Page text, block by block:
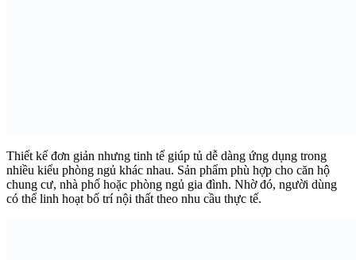
Thiết kế đơn giản nhưng tinh tế giúp tủ dễ dàng ứng dụng trong
nhiều kiểu phòng ngủ khác nhau. Sản phẩm phù hợp cho căn hộ
chung cư, nhà phố hoặc phòng ngủ gia đình. Nhờ đó, người dùng
có thể linh hoạt bố trí nội thất theo nhu cầu thực tế.